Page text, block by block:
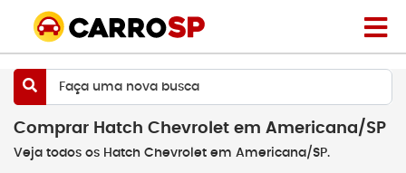
Faça uma nova busca
Comprar Hatch Chevrolet em Americana/SP
Veja todos os Hatch Chevrolet em Americana/SP.